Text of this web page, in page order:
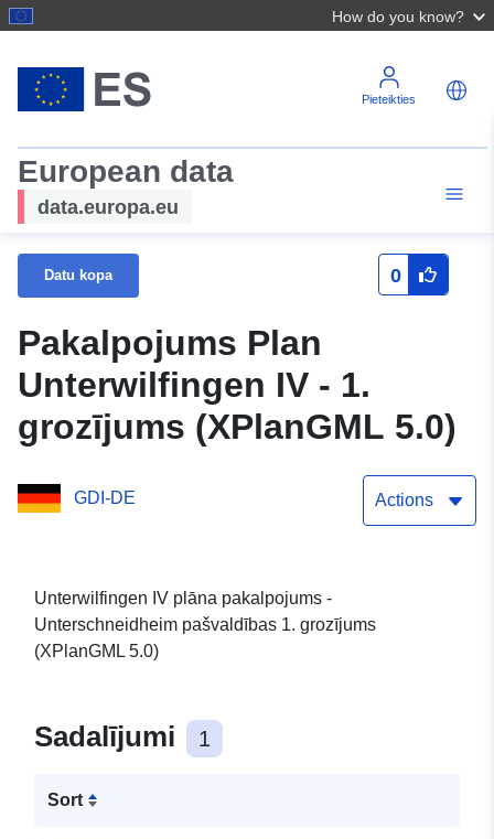
How do you know?
Pieteikties
European data
data.europa.eu
Datu kopa 0
Pakalpojums Plan
Unterwilfingen IV - 1.
grozījums (XPlanGML 5.0)
GDI-DE Actions
Unterwilfingen IV plāna pakalpojums -
Unterschneidheim pašvaldības 1. grozījums
(XPlanGML 5.0)
Sadalījumi 1
Sort